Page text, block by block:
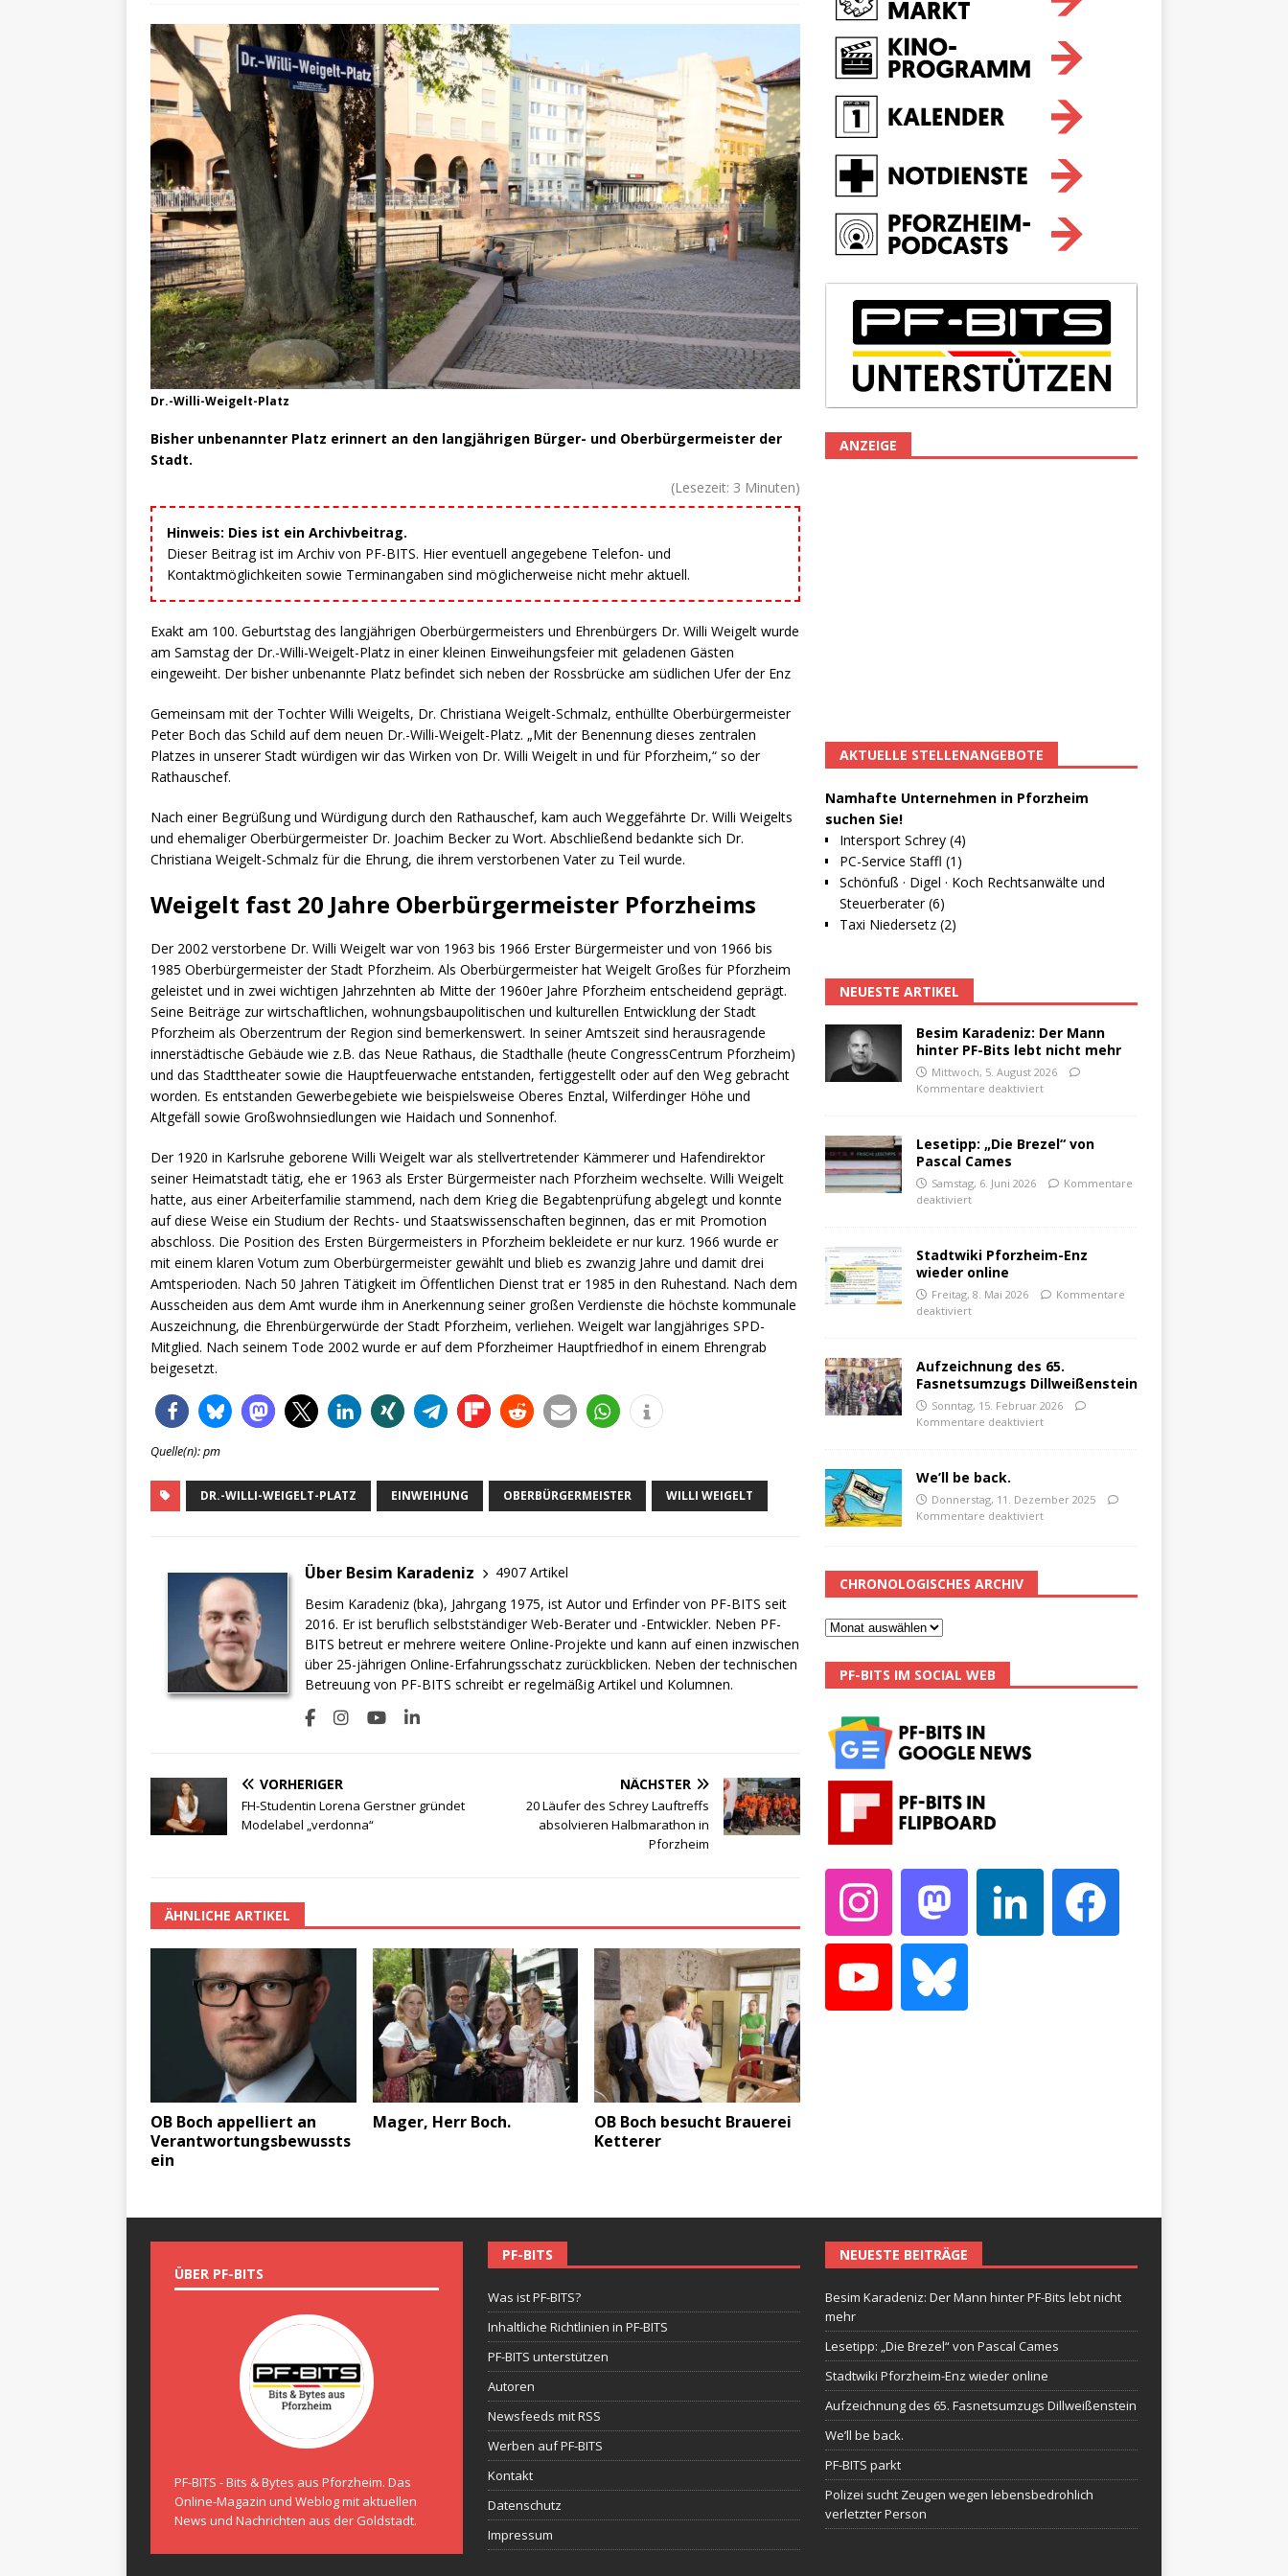
Dr.-Willi-Weigelt-Platz
Bisher unbenannter Platz erinnert an den langjährigen Bürger- und Oberbürgermeister der
Stadt.
(Lesezeit: 3 Minuten)
Hinweis: Dies ist ein Archivbeitrag.
Dieser Beitrag ist im Archiv von PF-BITS. Hier eventuell angegebene Telefon- und
Kontaktmöglichkeiten sowie Terminangaben sind möglicherweise nicht mehr aktuell.
Exakt am 100. Geburtstag des langjährigen Oberbürgermeisters und Ehrenbürgers Dr. Willi Weigelt wurde
am Samstag der Dr.-Willi-Weigelt-Platz in einer kleinen Einweihungsfeier mit geladenen Gästen
eingeweiht. Der bisher unbenannte Platz befindet sich neben der Rossbrücke am südlichen Ufer der Enz
Gemeinsam mit der Tochter Willi Weigelts, Dr. Christiana Weigelt-Schmalz, enthüllte Oberbürgermeister
Peter Boch das Schild auf dem neuen Dr.-Willi-Weigelt-Platz. „Mit der Benennung dieses zentralen
Platzes in unserer Stadt würdigen wir das Wirken von Dr. Willi Weigelt in und für Pforzheim,“ so der
Rathauschef.
Nach einer Begrüßung und Würdigung durch den Rathauschef, kam auch Weggefährte Dr. Willi Weigelts
und ehemaliger Oberbürgermeister Dr. Joachim Becker zu Wort. Abschließend bedankte sich Dr.
Christiana Weigelt-Schmalz für die Ehrung, die ihrem verstorbenen Vater zu Teil wurde.
Weigelt fast 20 Jahre Oberbürgermeister Pforzheims
Der 2002 verstorbene Dr. Willi Weigelt war von 1963 bis 1966 Erster Bürgermeister und von 1966 bis
1985 Oberbürgermeister der Stadt Pforzheim. Als Oberbürgermeister hat Weigelt Großes für Pforzheim
geleistet und in zwei wichtigen Jahrzehnten ab Mitte der 1960er Jahre Pforzheim entscheidend geprägt.
Seine Beiträge zur wirtschaftlichen, wohnungsbaupolitischen und kulturellen Entwicklung der Stadt
Pforzheim als Oberzentrum der Region sind bemerkenswert. In seiner Amtszeit sind herausragende
innerstädtische Gebäude wie z.B. das Neue Rathaus, die Stadthalle (heute CongressCentrum Pforzheim)
und das Stadttheater sowie die Hauptfeuerwache entstanden, fertiggestellt oder auf den Weg gebracht
worden. Es entstanden Gewerbegebiete wie beispielsweise Oberes Enztal, Wilferdinger Höhe und
Altgefäll sowie Großwohnsiedlungen wie Haidach und Sonnenhof.
Der 1920 in Karlsruhe geborene Willi Weigelt war als stellvertretender Kämmerer und Hafendirektor
seiner Heimatstadt tätig, ehe er 1963 als Erster Bürgermeister nach Pforzheim wechselte. Willi Weigelt
hatte, aus einer Arbeiterfamilie stammend, nach dem Krieg die Begabtenprüfung abgelegt und konnte
auf diese Weise ein Studium der Rechts- und Staatswissenschaften beginnen, das er mit Promotion
abschloss. Die Position des Ersten Bürgermeisters in Pforzheim bekleidete er nur kurz. 1966 wurde er
mit einem klaren Votum zum Oberbürgermeister gewählt und blieb es zwanzig Jahre und damit drei
Amtsperioden. Nach 50 Jahren Tätigkeit im Öffentlichen Dienst trat er 1985 in den Ruhestand. Nach dem
Ausscheiden aus dem Amt wurde ihm in Anerkennung seiner großen Verdienste die höchste kommunale
Auszeichnung, die Ehrenbürgerwürde der Stadt Pforzheim, verliehen. Weigelt war langjähriges SPD-
Mitglied. Nach seinem Tode 2002 wurde er auf dem Pforzheimer Hauptfriedhof in einem Ehrengrab
beigesetzt.
Quelle(n): pm
DR.-WILLI-WEIGELT-PLATZ EINWEIHUNG OBERBÜRGERMEISTER WILLI WEIGELT
Über Besim Karadeniz
4907 Artikel
Besim Karadeniz (bka), Jahrgang 1975, ist Autor und Erfinder von PF-BITS seit
2016. Er ist beruflich selbstständiger Web-Berater und -Entwickler. Neben PF-
BITS betreut er mehrere weitere Online-Projekte und kann auf einen inzwischen
über 25-jährigen Online-Erfahrungsschatz zurückblicken. Neben der technischen
Betreuung von PF-BITS schreibt er regelmäßig Artikel und Kolumnen.
VORHERIGER
FH-Studentin Lorena Gerstner gründet
Modelabel „verdonna“
NÄCHSTER
20 Läufer des Schrey Lauftreffs
absolvieren Halbmarathon in
Pforzheim
ÄHNLICHE ARTIKEL
OB Boch appelliert an
Verantwortungsbewussts
ein
Mager, Herr Boch.
OB Boch besucht Brauerei
Ketterer
ANZEIGE
AKTUELLE STELLENANGEBOTE
Namhafte Unternehmen in Pforzheim
suchen Sie!
Intersport Schrey (4)
PC-Service Staffl (1)
Schönfuß · Digel · Koch Rechtsanwälte und
Steuerberater (6)
Taxi Niedersetz (2)
NEUESTE ARTIKEL
Besim Karadeniz: Der Mann
hinter PF-Bits lebt nicht mehr
Mittwoch, 5. August 2026
Kommentare deaktiviert
Lesetipp: „Die Brezel“ von
Pascal Cames
Samstag, 6. Juni 2026
Kommentare
deaktiviert
Stadtwiki Pforzheim-Enz
wieder online
Freitag, 8. Mai 2026
Kommentare
deaktiviert
Aufzeichnung des 65.
Fasnetsumzugs Dillweißenstein
Sonntag, 15. Februar 2026
Kommentare deaktiviert
We’ll be back.
Donnerstag, 11. Dezember 2025
Kommentare deaktiviert
CHRONOLOGISCHES ARCHIV
PF-BITS IM SOCIAL WEB
ÜBER PF-BITS
PF-BITS - Bits & Bytes aus Pforzheim. Das
Online-Magazin und Weblog mit aktuellen
News und Nachrichten aus der Goldstadt.
PF-BITS
Was ist PF-BITS?
Inhaltliche Richtlinien in PF-BITS
PF-BITS unterstützen
Autoren
Newsfeeds mit RSS
Werben auf PF-BITS
Kontakt
Datenschutz
Impressum
NEUESTE BEITRÄGE
Besim Karadeniz: Der Mann hinter PF-Bits lebt nicht
mehr
Lesetipp: „Die Brezel“ von Pascal Cames
Stadtwiki Pforzheim-Enz wieder online
Aufzeichnung des 65. Fasnetsumzugs Dillweißenstein
We’ll be back.
PF-BITS parkt
Polizei sucht Zeugen wegen lebensbedrohlich
verletzter Person